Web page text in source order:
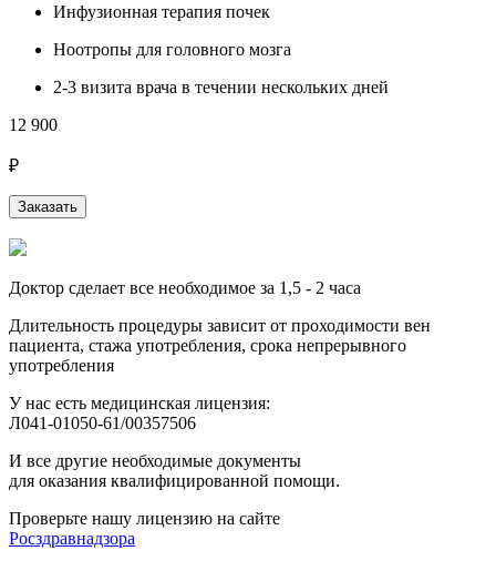
Инфузионная терапия почек
Ноотропы для головного мозга
2-3 визита врача в течении нескольких дней
12 900
₽
Заказать
Доктор сделает все необходимое за 1,5 - 2 часа
Длительность процедуры зависит от проходимости вен
пациента, стажа употребления, срока непрерывного
употребления
У нас есть медицинская лицензия:
Л041-01050-61/00357506
И все другие необходимые документы
для оказания квалифицированной помощи.
Проверьте нашу лицензию на сайте
Росздравнадзора